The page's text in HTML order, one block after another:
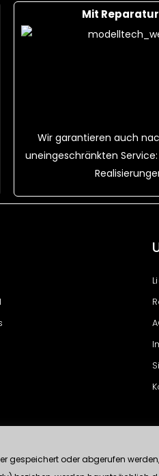
Mit
Wir garantieren auch
uneingeschränkten
gespeichert oder abgerufen